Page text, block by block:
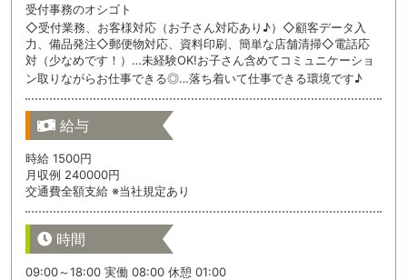
受付事務のオシゴト
◇受付業務、お客様対応（お子さん対応あり♪）◇顧客データ入
力、備品発注◇郵便物対応、資料印刷、簡単な店舗清掃◇電話応
対（少なめです！）…未経験OK!お子さん含めてコミュニケーショ
ン取りながらお仕事できる◎…落ち着いて仕事できる環境です♪
給与
時給 1500円
月収例 240000円
交通費全額支給 ※当社規定あり
時間
09:00～18:00 実働 08:00 休憩 01:00